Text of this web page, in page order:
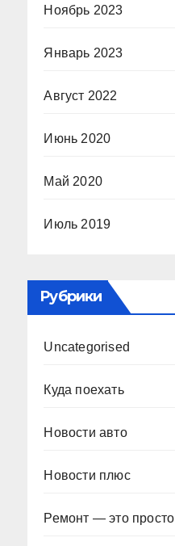
Ноябрь 2023
Январь 2023
Август 2022
Июнь 2020
Май 2020
Июль 2019
Рубрики
Uncategorised
Куда поехать
Новости авто
Новости плюс
Ремонт — это просто